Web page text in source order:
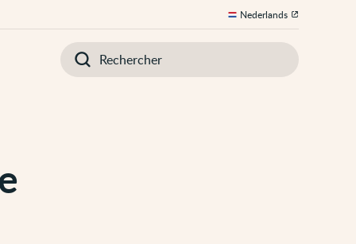
Introduisez
votre
recherche
Nederlands